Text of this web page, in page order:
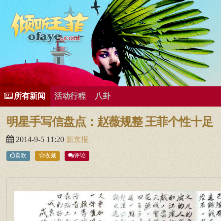
有歌曲专辑
王菲新闻王菲的精美图片王菲精彩视频王菲论坛给王菲留言用户中心王
所有新闻 活动行程 八卦
明星手写信盘点：赵薇规整 王菲个性十足
2014-9-5 11:20 新京报
喜欢 收藏 评论